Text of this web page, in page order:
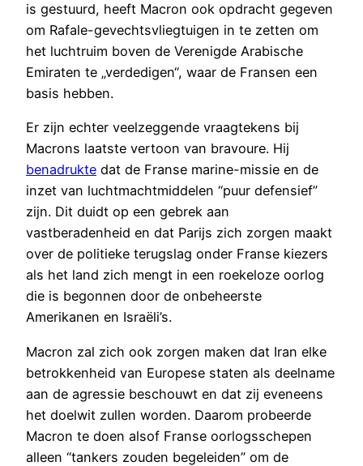
is gestuurd, heeft Macron ook opdracht gegeven
om Rafale-gevechtsvliegtuigen in te zetten om
het luchtruim boven de Verenigde Arabische
Emiraten te „verdedigen“, waar de Fransen een
basis hebben.
Er zijn echter veelzeggende vraagtekens bij
Macrons laatste vertoon van bravoure. Hij
benadrukte dat de Franse marine-missie en de
inzet van luchtmachtmiddelen “puur defensief”
zijn. Dit duidt op een gebrek aan
vastberadenheid en dat Parijs zich zorgen maakt
over de politieke terugslag onder Franse kiezers
als het land zich mengt in een roekeloze oorlog
die is begonnen door de onbeheerste
Amerikanen en Israëli’s.
Macron zal zich ook zorgen maken dat Iran elke
betrokkenheid van Europese staten als deelname
aan de agressie beschouwt en dat zij eveneens
het doelwit zullen worden. Daarom probeerde
Macron te doen alsof Franse oorlogsschepen
alleen “tankers zouden begeleiden” om de